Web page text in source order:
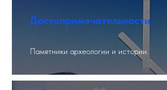
Достопримечательности
Памятники археологии и истории.